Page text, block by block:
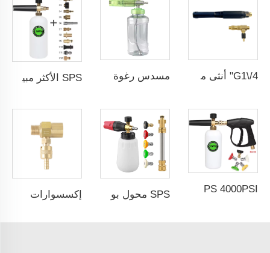
SPS الأكثر مبيعًا 3200PSI مسدس رغوة ومدفع رغوة ثلجية مع إكسسوارات اختيارية لغسل السيارات